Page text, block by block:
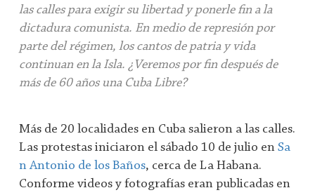
las calles para exigir su libertad y ponerle fin a la
dictadura comunista. En medio de represión por
parte del régimen, los cantos de patria y vida
continuan en la Isla. ¿Veremos por fin después de
más de 60 años una Cuba Libre?
Más de 20 localidades en Cuba salieron a las calles.
Las protestas iniciaron el sábado 10 de julio en Sa
n Antonio de los Baños, cerca de La Habana.
Conforme videos y fotografías eran publicadas en